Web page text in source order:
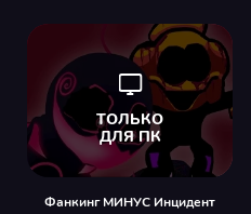
Фанкинг МИНУС Инцидент